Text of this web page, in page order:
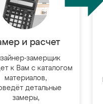
и расчет
замерщик
к Вам с каталогом
материалов,
детальные
замеры,